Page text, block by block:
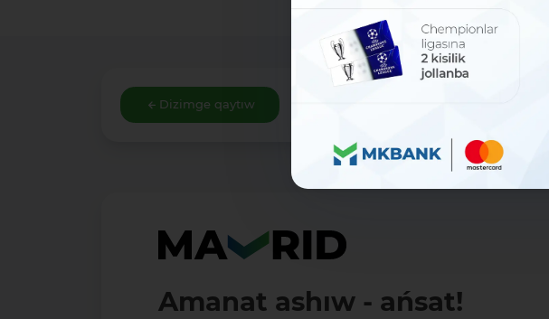
Dizimge qaytıw
Amanat ashıw - ańsat!